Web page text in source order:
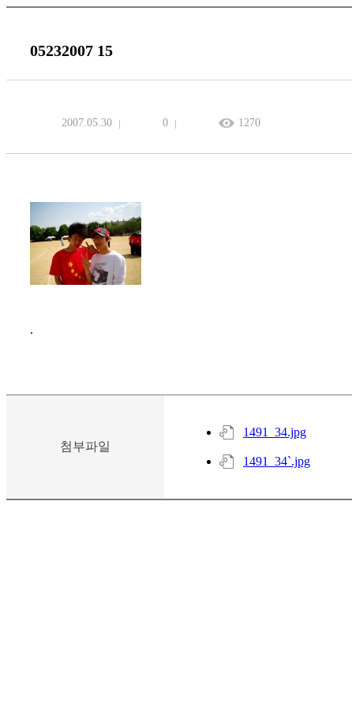
05232007 15
2007.05.30 0 1270
.
첨부파일
1491_34.jpg
1491_34`.jpg